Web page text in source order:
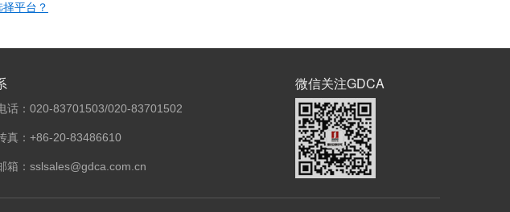
平台？
话：020-83701503/020-83701502
真：+86-20-83486610
箱：sslsales@gdca.com.cn
微信关注GDCA